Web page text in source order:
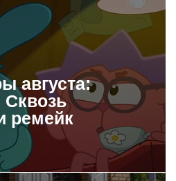
августа:
ремейк